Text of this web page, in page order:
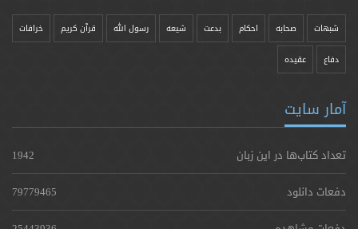
شبهات صحابه احکام بدعت شیعه رسول الله قرآن کریم خرافات
دفاع عقیده
آمار سایت
تعداد کتاب‌ها در این زبان
1942
دفعات دانلود
79779465